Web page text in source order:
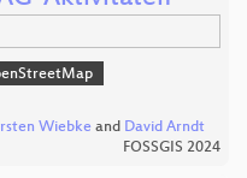
Wiebke and David Arndt
FOSSGIS 2024